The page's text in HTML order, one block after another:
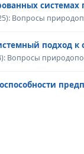
Вопросы
подход к
Вопросы